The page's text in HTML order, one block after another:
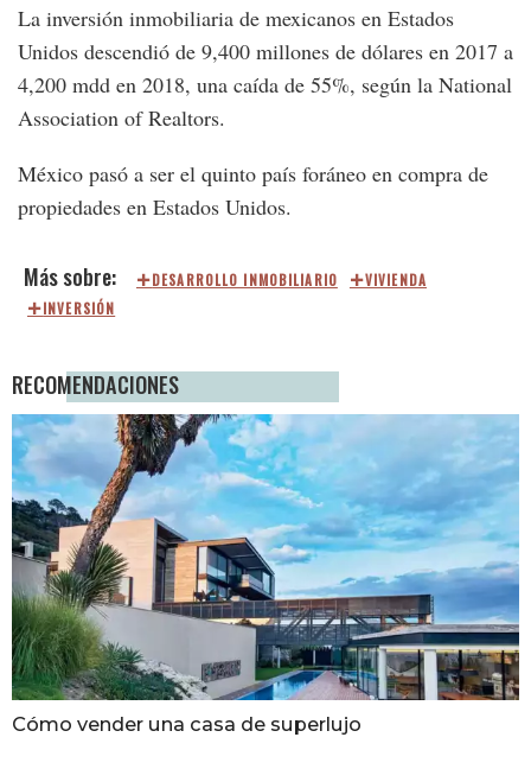
La inversión inmobiliaria de mexicanos en Estados
Unidos descendió de 9,400 millones de dólares en 2017 a
4,200 mdd en 2018, una caída de 55%, según la National
Association of Realtors.
México pasó a ser el quinto país foráneo en compra de
propiedades en Estados Unidos.
DESARROLLO INMOBILIARIO
VIVIENDA
INVERSIÓN
RECOMENDACIONES
Cómo vender una casa de superlujo